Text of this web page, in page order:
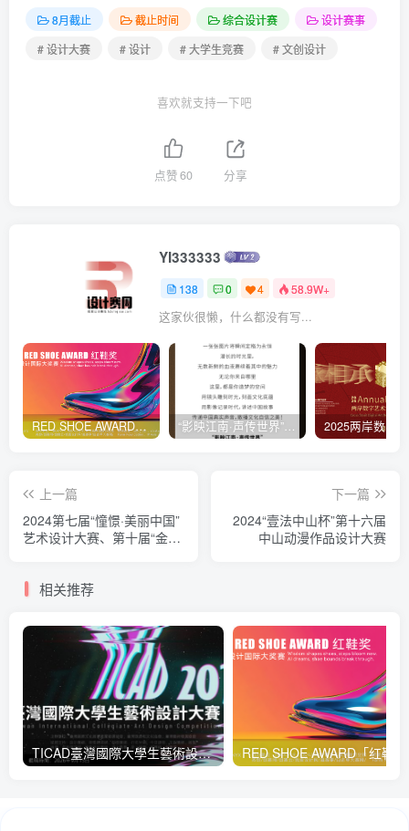
8月截止 截止时间 综合设计赛
设计赛事
# 设计大赛
# 设计 # 大学生竞赛 # 文创设计
喜欢就支持一下吧
点赞60 分享
YI333333
138 0 4 58.9W+
这家伙很懒，什么都没有写...
RED SHOE AWARD「红鞋赛」全球鞋履设计挑战赛 “影映江南·声传世界”首届青少年国际网络短视频大赛
上一篇
2024第七届“憧憬·美丽中国”
艺术设计大赛、第十届“金埔
计”专项赛
下一篇
2024“壹法中山杯”第十六届
中山动漫作品设计大赛
相关推荐
TICAD臺灣國際大學生藝術設計大賽